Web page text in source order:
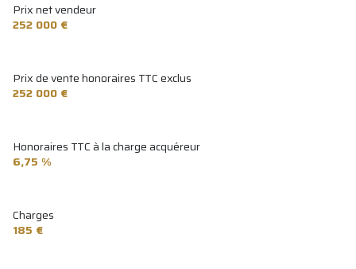
Prix net vendeur
252 000 €
Prix de vente honoraires TTC exclus
252 000 €
Honoraires TTC à la charge acquéreur
6,75 %
Charges
185 €